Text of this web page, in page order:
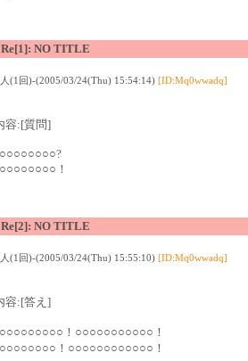
Re[1]: NO TITLE
(1回)-(2005/03/24(Thu) 15:54:14) [ID:Mq0wwadq]
容:[質問]
！
Re[2]: NO TITLE
(1回)-(2005/03/24(Thu) 15:55:10) [ID:Mq0wwadq]
容:[答え]
！○○○○○○○○○○○！
！○○○○○○○○○○○○！